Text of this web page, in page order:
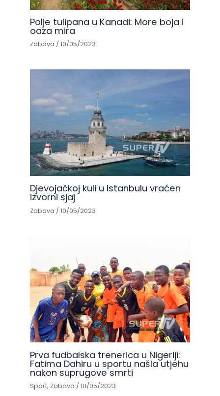
Polje tulipana u Kanadi: More boja i
oaza mira
Zabava /10/05/2023
Djevojačkoj kuli u Istanbulu vraćen
izvorni sjaj
Zabava /10/05/2023
Prva fudbalska trenerica u Nigeriji:
Fatima Dahiru u sportu našla utjehu
nakon suprugove smrti
Sport, Zabava /10/05/2023